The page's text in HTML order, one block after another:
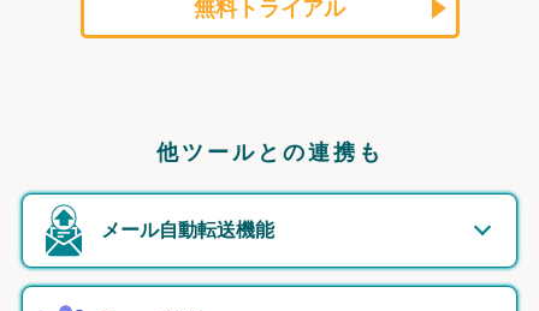
無料トライアル
他ツールとの連携も
メール自動転送機能